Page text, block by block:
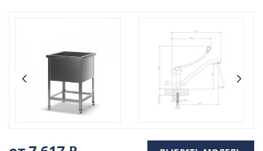
Холодильное оборудование
Линии раздачи
Кулинарные станции
О компании